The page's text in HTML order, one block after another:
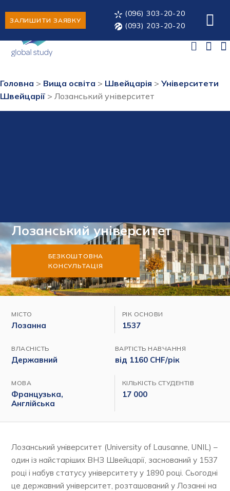
ЗАЛИШИТИ ЗАЯВКУ
(096) 303-20-20
(093) 203-20-20
Головна > Вища освіта > Швейцарія > Університети
Швейцарії > Лозанський університет
Лозанський університет
БЕЗКОШТОВНА
КОНСУЛЬТАЦІЯ
МІСТО
Лозанна
РІК ОСНОВИ
1537
ВЛАСНІСТЬ
Державний
ВАРТІСТЬ НАВЧАННЯ
від 1160 CHF/рік
МОВА
Французька,
Англійська
КІЛЬКІСТЬ СТУДЕНТІВ
17 000
Лозанський університет (University of Lausanne, UNIL) –
один із найстаріших ВНЗ Швейцарії, заснований у 1537
році і набув статусу університету у 1890 році. Сьогодні
це державний університет, розташований у Лозанні на